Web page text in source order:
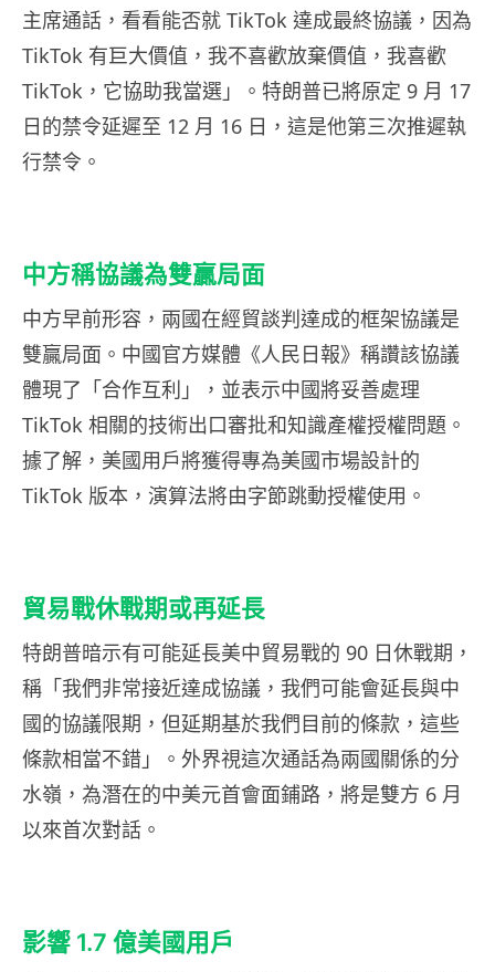
主席通話，看看能否就 TikTok 達成最終協議，因為
TikTok 有巨大價值，我不喜歡放棄價值，我喜歡
TikTok，它協助我當選」。特朗普已將原定 9 月 17
日的禁令延遲至 12 月 16 日，這是他第三次推遲執
行禁令。
中方稱協議為雙贏局面
中方早前形容，兩國在經貿談判達成的框架協議是
雙贏局面。中國官方媒體《人民日報》稱讚該協議
體現了「合作互利」，並表示中國將妥善處理
TikTok 相關的技術出口審批和知識產權授權問題。
據了解，美國用戶將獲得專為美國市場設計的
TikTok 版本，演算法將由字節跳動授權使用。
貿易戰休戰期或再延長
特朗普暗示有可能延長美中貿易戰的 90 日休戰期，
稱「我們非常接近達成協議，我們可能會延長與中
國的協議限期，但延期基於我們目前的條款，這些
條款相當不錯」。外界視這次通話為兩國關係的分
水嶺，為潛在的中美元首會面鋪路，將是雙方 6 月
以來首次對話。
影響 1.7 億美國用戶